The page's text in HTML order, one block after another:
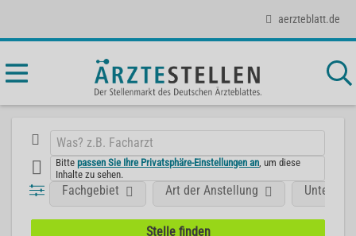
aerzteblatt.de
Bittepassen Sie Ihre Privatsphäre-Einstellungen an , um diese
Inhalte zu sehen.
Fachgebiet Art der Anstellung